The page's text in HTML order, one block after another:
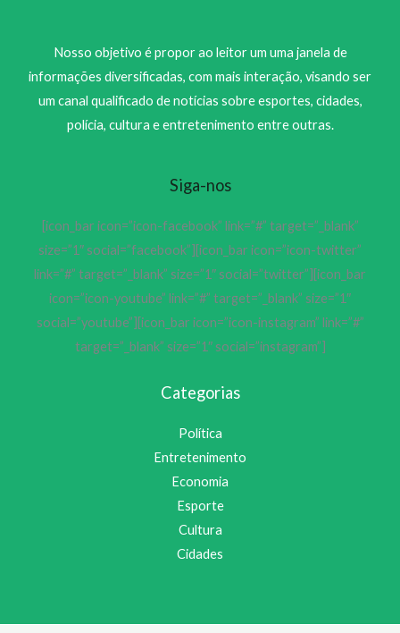
Nosso objetivo é propor ao leitor um uma janela de
informações diversificadas, com mais interação, visando ser
um canal qualificado de notícias sobre esportes, cidades,
polícia, cultura e entretenimento entre outras.
Siga-nos
[icon_bar icon=”icon-facebook” link=”#” target=”_blank”
size=”1″ social=”facebook”][icon_bar icon=”icon-twitter”
link=”#” target=”_blank” size=”1″ social=”twitter”][icon_bar
icon=”icon-youtube” link=”#” target=”_blank” size=”1″
social=”youtube”][icon_bar icon=”icon-instagram” link=”#”
target=”_blank” size=”1″ social=”instagram”]
Categorias
Política
Entretenimento
Economia
Esporte
Cultura
Cidades